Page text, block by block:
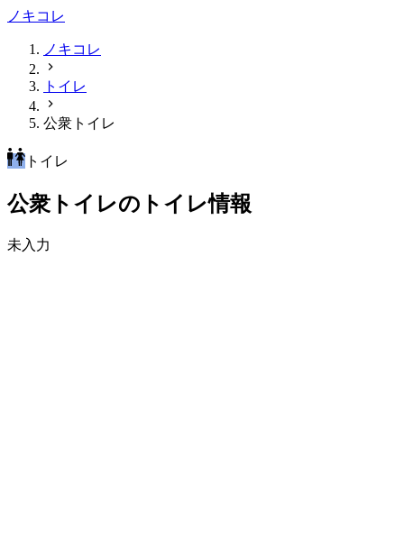
ノキコレ
ノキコレ
トイレ
公衆トイレ
トイレ
公衆トイレのトイレ情報
未入力